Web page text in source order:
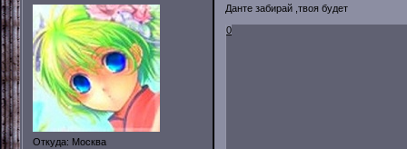
Откуда: Москва
Данте забирай ,твоя будет
0